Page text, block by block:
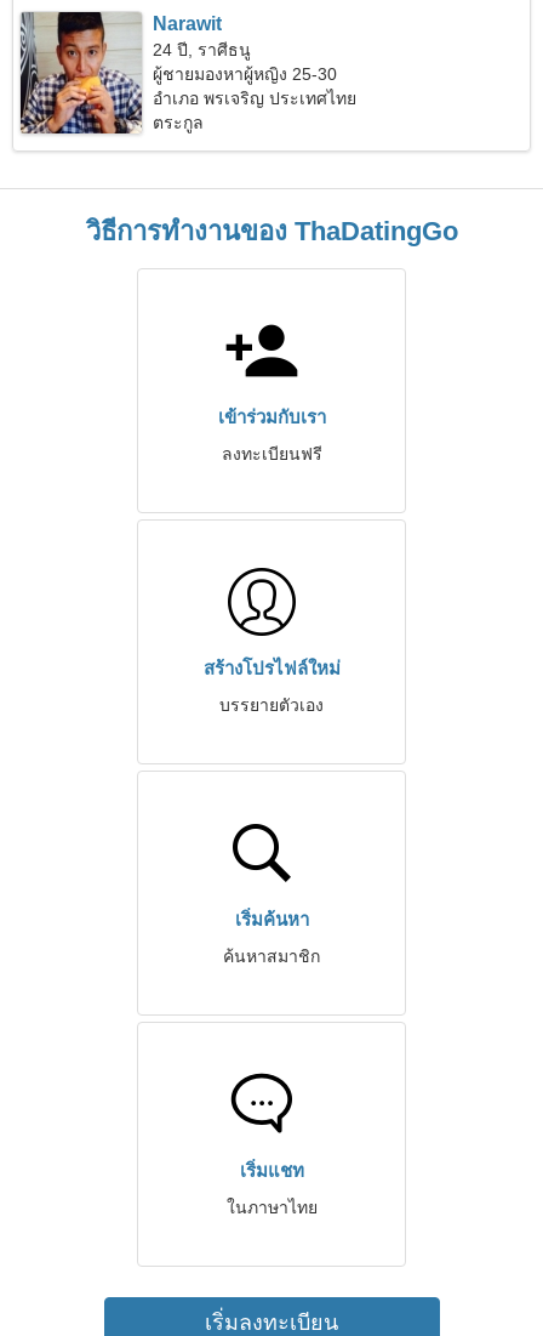
Narawit
24 ปี, ราศีธนู
ผู้ชายมองหาผู้หญิง 25-30
อำเภอ พรเจริญ ประเทศไทย
ตระกูล
วิธีการทำงานของ ThaDatingGo
เข้าร่วมกับเรา
ลงทะเบียนฟรี
สร้างโปรไฟล์ใหม่
บรรยายตัวเอง
เริ่มค้นหา
ค้นหาสมาชิก
เริ่มแชท
ในภาษาไทย
เริ่มลงทะเบียน